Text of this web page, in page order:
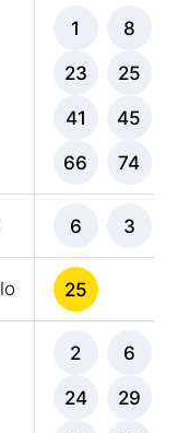
1 8
23 25
41 45
66 74
6 3
25
2 6
24 29